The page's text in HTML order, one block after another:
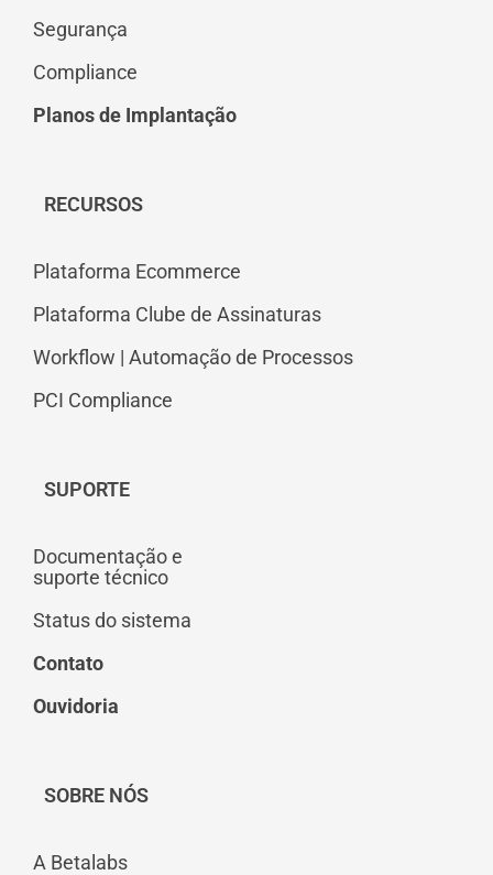
Segurança
Compliance
Planos de Implantação
RECURSOS
Plataforma Ecommerce
Plataforma Clube de Assinaturas
Workflow | Automação de Processos
PCI Compliance
SUPORTE
Documentação e
suporte técnico
Status do sistema
Contato
Ouvidoria
SOBRE NÓS
A Betalabs